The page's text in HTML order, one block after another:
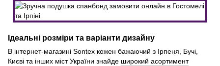
Ідеальні розміри та варіанти дизайну
В інтернет-магазині Sontex кожен бажаючий з Ірпеня, Бучі,
Києві та інших міст України знайде широкий асортимент